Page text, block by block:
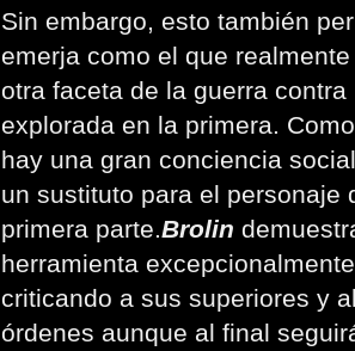
Sin embargo, esto también
emerja como el que
otra faceta de la guerra
explorada en la primera.
hay una gran conciencia
un sustituto para el personaje
primera parte.Brolin
herramienta
criticando a sus superiores y
órdenes aunque al final